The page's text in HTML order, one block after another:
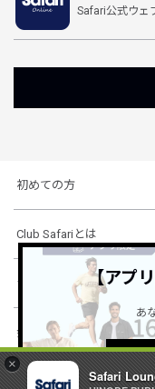
×
Safari
Safari公式ウェ
初めての方
Club Safariとは
ショッピングガイド
会社概要・規約
【アプ
あ